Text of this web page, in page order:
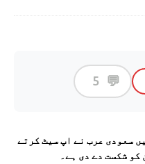
💬
5
میں جاری فیفا ورلڈ کپ 2022 میں سعودی عرب نے اپ سیٹ کرتے
شکست دے دی ہے۔